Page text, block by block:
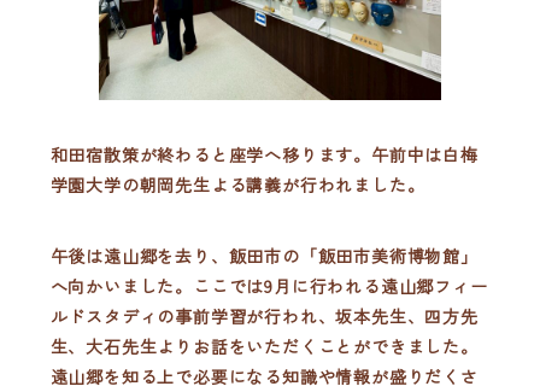
和田宿散策が終わると座学へ移ります。午前中は白梅
学園大学の朝岡先生よる講義が行われました。
午後は遠山郷を去り、飯田市の「飯田市美術博物館」
へ向かいました。ここでは9月に行われる遠山郷フィー
ルドスタディの事前学習が行われ、坂本先生、四方先
生、大石先生よりお話をいただくことができました。
遠山郷を知る上で必要になる知識や情報が盛りだくさ